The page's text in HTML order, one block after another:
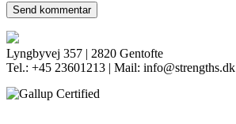
Lyngbyvej 357 | 2820 Gentofte
Tel.: +45 23601213 | Mail: info@strengths.dk